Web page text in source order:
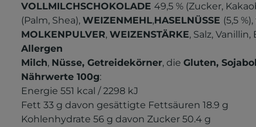
VOLLMILCHSCHOKOLADE 49,5 % (Zucker,
(Palm, Shea), WEIZENMEHL,HASELNÜSSE (5,5
MOLKENPULVER, WEIZENSTÄRKE, Salz,
Allergen
Milch, Nüsse, Getreidekörner, die Gluten,
Nährwerte 100g:
Energie 551 kcal /2298 kJ
Fett 33 g davon gesättigte Fettsäuren 18.9 g
Kohlenhydrate 56 g davon Zucker 50.4 g